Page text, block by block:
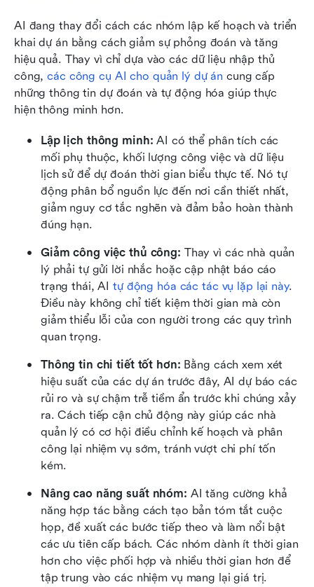
AI đang thay đổi cách các nhóm lập kế hoạch và triển
khai dự án bằng cách giảm sự phỏng đoán và tăng
hiệu quả. Thay vì chỉ dựa vào các dữ liệu nhập thủ
công, các công cụ AI cho quản lý dự án cung cấp
những thông tin dự đoán và tự động hóa giúp thực
hiện thông minh hơn.
Lập lịch thông minh: AI có thể phân tích các
mối phụ thuộc, khối lượng công việc và dữ liệu
lịch sử để dự đoán thời gian biểu thực tế. Nó tự
động phân bổ nguồn lực đến nơi cần thiết nhất,
giảm nguy cơ tắc nghẽn và đảm bảo hoàn thành
đúng hạn.
Giảm công việc thủ công: Thay vì các nhà quản
lý phải tự gửi lời nhắc hoặc cập nhật báo cáo
trạng thái, AI tự động hóa các tác vụ lặp lại này.
Điều này không chỉ tiết kiệm thời gian mà còn
giảm thiểu lỗi của con người trong các quy trình
quan trọng.
Thông tin chi tiết tốt hơn: Bằng cách xem xét
hiệu suất của các dự án trước đây, AI dự báo các
rủi ro và sự chậm trễ tiềm ẩn trước khi chúng xảy
ra. Cách tiếp cận chủ động này giúp các nhà
quản lý có cơ hội điều chỉnh kế hoạch và phân
công lại nhiệm vụ sớm, tránh vượt chi phí tốn
kém.
Nâng cao năng suất nhóm: AI tăng cường khả
năng hợp tác bằng cách tạo bản tóm tắt cuộc
họp, đề xuất các bước tiếp theo và làm nổi bật
các ưu tiên cấp bách. Các nhóm dành ít thời gian
hơn cho việc phối hợp và nhiều thời gian hơn để
tập trung vào các nhiệm vụ mang lại giá trị.